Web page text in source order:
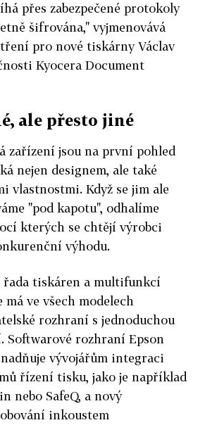
přes zabezpečené protokoly
šifrována," vyjmenovává
pro nové tiskárny Václav
Kyocera Document
ale přesto jiné
zařízení jsou na první pohled
nejen designem, ale také
vlastnostmi. Když se jim ale
"pod kapotu", odhalíme
kterých se chtějí výrobci
výhodu.
tiskáren a multifunkcí
ve všech modelech
rozhraní s jednoduchou
Softwarové rozhraní Epson
vývojářům integraci
řízení tisku, jako je například
nebo SafeQ, a nový
inkoustem